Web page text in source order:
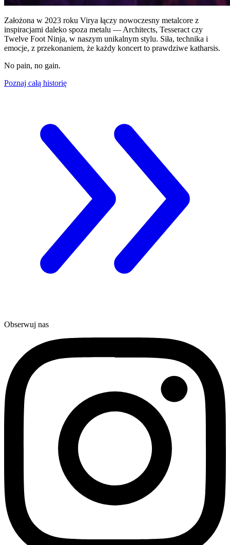
Założona w 2023 roku Virya łączy nowoczesny metalcore z
inspiracjami daleko spoza metalu — Architects, Tesseract czy
Twelve Foot Ninja, w naszym unikalnym stylu. Siła, technika i
emocje, z przekonaniem, że każdy koncert to prawdziwe katharsis.
No pain, no gain.
Poznaj całą historię
Obserwuj nas